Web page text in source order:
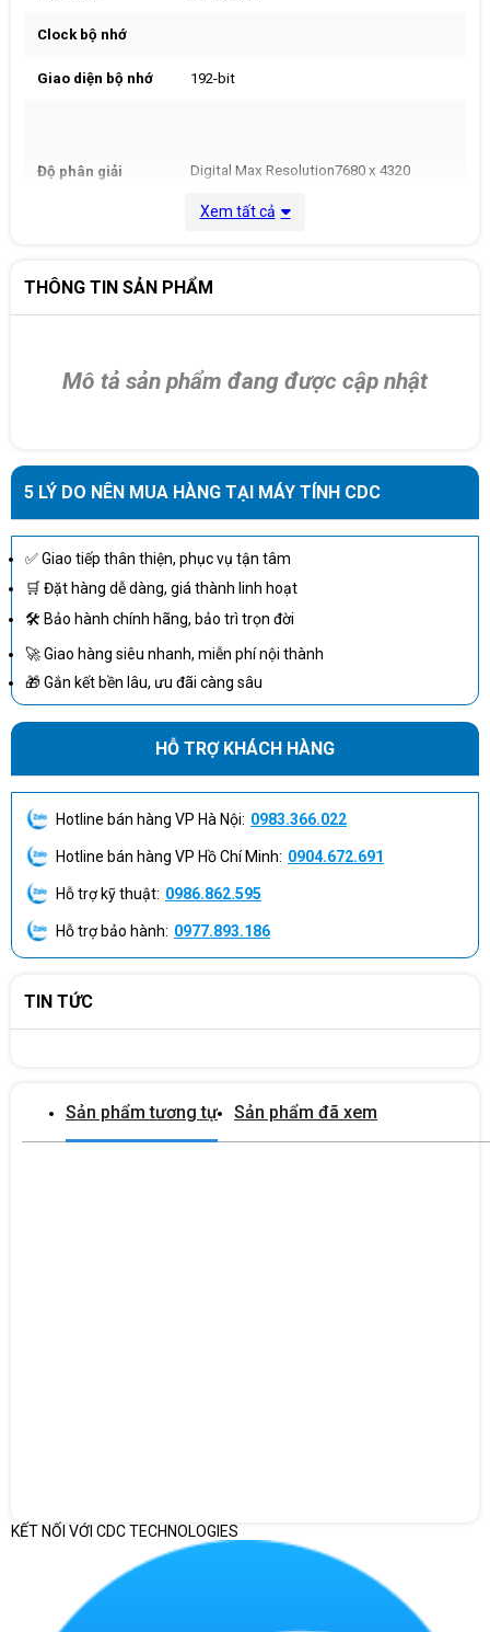
Clock bộ nhớ
Giao diện bộ nhớ 192-bit
Độ phân giải Digital Max Resolution7680 x 4320
Kết nối
HDMI™ x 1 (As specified in HDMI™ 2.1b:
Gaming VRR, HDR)
Xem tất cả
THÔNG TIN SẢN PHẨM
Mô tả sản phẩm đang được cập nhật
5 LÝ DO NÊN MUA HÀNG TẠI MÁY TÍNH CDC
✅ Giao tiếp thân thiện, phục vụ tận tâm
🛒 Đặt hàng dễ dàng, giá thành linh hoạt
🛠 Bảo hành chính hãng, bảo trì trọn đời
🚀 Giao hàng siêu nhanh, miễn phí nội thành
🎁 Gắn kết bền lâu, ưu đãi càng sâu
HỖ TRỢ KHÁCH HÀNG
Hotline bán hàng VP Hà Nội: 0983.366.022
Hotline bán hàng VP Hồ Chí Minh: 0904.672.691
Hỗ trợ kỹ thuật: 0986.862.595
Hỗ trợ bảo hành: 0977.893.186
TIN TỨC
Sản phẩm tương tự Sản phẩm đã xem
KẾT NỐI VỚI CDC TECHNOLOGIES